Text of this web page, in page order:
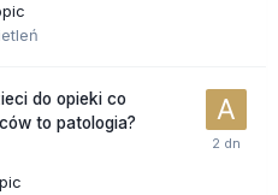
do opieki co
to patologia?